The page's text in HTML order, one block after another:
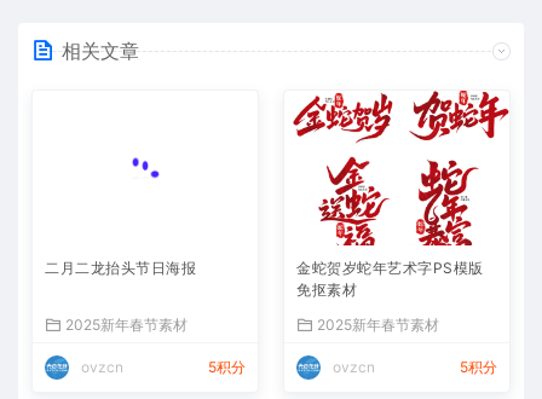
相关文章
二月二龙抬头节日海报
2025新年春节素材
ovzcn 5积分
金蛇贺岁蛇年艺术字PS模版
免抠素材
2025新年春节素材
ovzcn 5积分